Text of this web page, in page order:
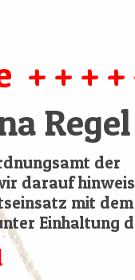
+ + + +
Regel
der
darauf
mit dem
Einhaltung